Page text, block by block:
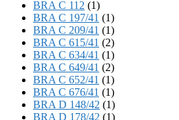
BRA C 112 (1)
BRA C 197/41 (1)
BRA C 209/41 (1)
BRA C 615/41 (2)
BRA C 634/41 (1)
BRA C 649/41 (2)
BRA C 652/41 (1)
BRA C 676/41 (1)
BRA D 148/42 (1)
BRA D 178/42 (1)